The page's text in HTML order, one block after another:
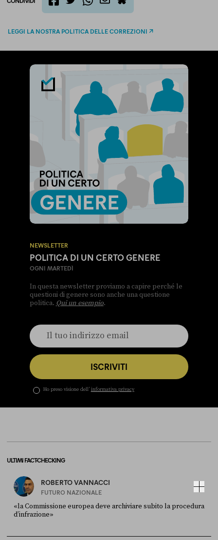
bluesky
LEGGI LA NOSTRA POLITICA DELLE CORREZIONI
NEWSLETTER
POLITICA DI UN CERTO GENERE
OGNI MARTEDÌ
In questa newsletter proviamo a capire perché le
questioni di genere sono anche una questione
politica. Qui un esempio.
ISCRIVITI
Ho preso visione dell’ informativa privacy
ULTIMI FACT-CHECKING
ROBERTO VANNACCI
FUTURO NAZIONALE
«la Commissione europea deve archiviare subito la procedura
d’infrazione»